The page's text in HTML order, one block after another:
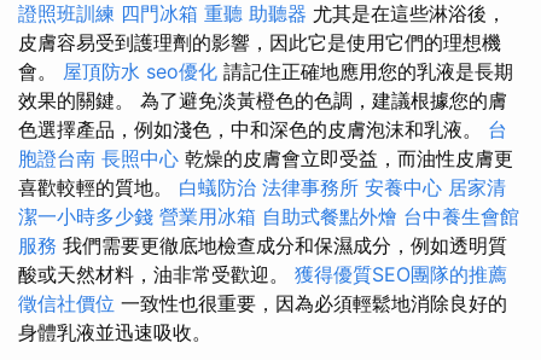
證照班訓練 四門冰箱 重聽 助聽器 尤其是在這些淋浴後，
皮膚容易受到護理劑的影響，因此它是使用它們的理想機
會。 屋頂防水 seo優化 請記住正確地應用您的乳液是長期
效果的關鍵。 為了避免淡黃橙色的色調，建議根據您的膚
色選擇產品，例如淺色，中和深色的皮膚泡沫和乳液。 台
胞證台南 長照中心 乾燥的皮膚會立即受益，而油性皮膚更
喜歡較輕的質地。 白蟻防治 法律事務所 安養中心 居家清
潔一小時多少錢 營業用冰箱 自助式餐點外燴 台中養生會館
服務 我們需要更徹底地檢查成分和保濕成分，例如透明質
酸或天然材料，油非常受歡迎。 獲得優質SEO團隊的推薦
徵信社價位 一致性也很重要，因為必須輕鬆地消除良好的
身體乳液並迅速吸收。